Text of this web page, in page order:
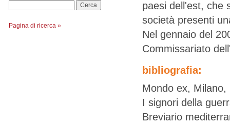
Pagina di ricerca »
paesi dell'est, che
società presenti
Nel gennaio del
Commissariato
bibliografia:
Mondo ex,
I signori della
Breviario